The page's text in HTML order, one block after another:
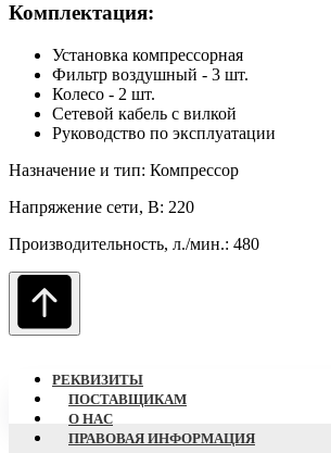
Комплектация:
Установка компрессорная
Фильтр воздушный - 3 шт.
Колесо - 2 шт.
Сетевой кабель с вилкой
Руководство по эксплуатации
Назначение и тип: Компрессор
Напряжение сети, В: 220
Производительность, л./мин.: 480
РЕКВИЗИТЫ
ПОСТАВЩИКАМ
О НАC
ПРАВОВАЯ ИНФОРМАЦИЯ